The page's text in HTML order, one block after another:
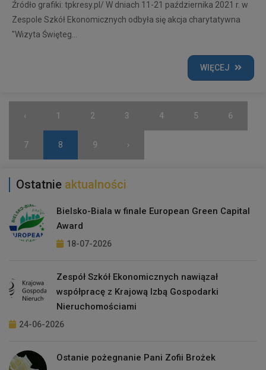
Źródło grafiki: tpkresy.pl/ W dniach 11-21 października 2021 r. w
Zespole Szkół Ekonomicznych odbyła się akcja charytatywna
"Wizyta Święteg...
WIĘCEJ
‹ 1 2 3 4 5 6
7 8 9 ›
Ostatnie aktualności
Bielsko-Biala w finale European Green Capital
Award
18-07-2026
Zespół Szkół Ekonomicznych nawiązał
współpracę z Krajową Izbą Gospodarki
Nieruchomościami
24-06-2026
Ostanie pożegnanie Pani Zofii Brożek